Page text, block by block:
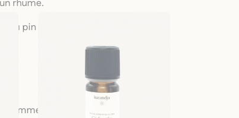
rhume.
ou pin sylvestre pour soutenir la
dès les premiers froids.